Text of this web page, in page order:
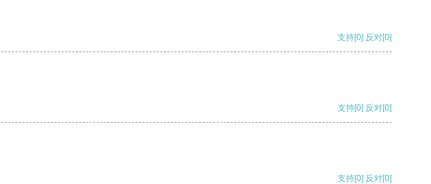
支持[0] 反对[0]
支持[0] 反对[0]
支持[0] 反对[0]